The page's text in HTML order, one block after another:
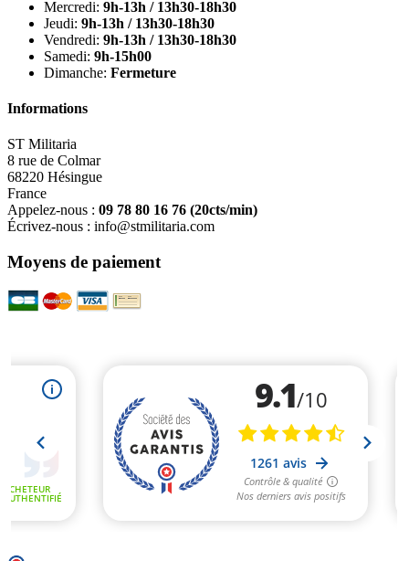
Mercredi: 9h-13h / 13h30-18h30
Jeudi: 9h-13h / 13h30-18h30
Vendredi: 9h-13h / 13h30-18h30
Samedi: 9h-15h00
Dimanche: Fermeture
Informations
ST Militaria
8 rue de Colmar
68220 Hésingue
France
Appelez-nous : 09 78 80 16 76 (20cts/min)
Écrivez-nous : info@stmilitaria.com
Moyens de paiement